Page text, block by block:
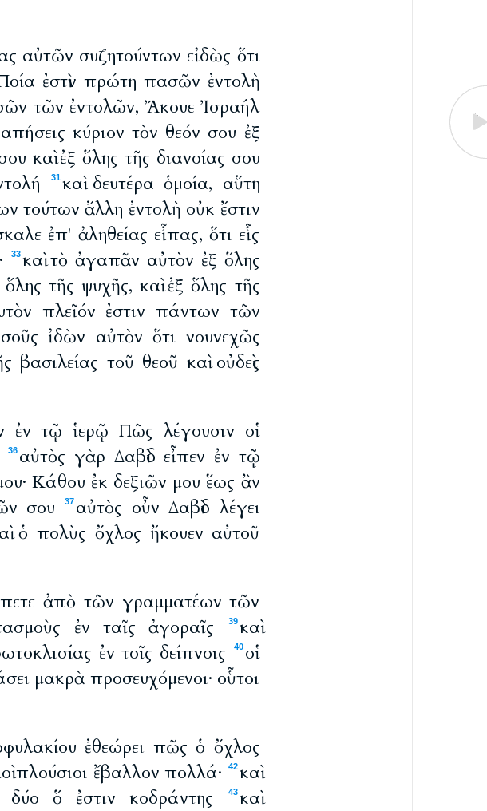
αὐτῶν συζητούντων εἰδὼς ὅτι
ἐστὶν πρώτη πασῶν ἐντολὴ
τῶν ἐντολῶν, Ἄκουε Ἰσραήλ
κύριον τὸν θεόν σου ἐξ
καὶ ἐξ ὅλης τῆς διανοίας σου
31καὶ δευτέρα ὁμοία, αὕτη
τούτων ἄλλη ἐντολὴ οὐκ ἔστιν
ἐπ' ἀληθείας εἶπας, ὅτι εἷς
33καὶ τὸ ἀγαπᾶν αὐτὸν ἐξ ὅλης
τῆς ψυχῆς, καὶ ἐξ ὅλης τῆς
πλεῖόν ἐστιν πάντων τῶν
ἰδὼν αὐτὸν ὅτι νουνεχῶς
τοῦ θεοῦ καὶ οὐδεὶς
ἐν τῷ ἱερῷ Πῶς λέγουσιν οἱ
36 αὐτὸς γὰρ Δαβὶδ εἶπεν ἐν τῷ
Κάθου ἐκ δεξιῶν μου ἕως ἂν
σου
37 αὐτὸς οὖν Δαβὶδ λέγει
ὁ πολὺς ὄχλος ἤκουεν αὐτοῦ
ἀπὸ τῶν γραμματέων τῶν
ἐν ταῖς ἀγοραῖς
39 καὶ
ἐν τοῖς δείπνοις
40 οἱ
μακρὰ προσευχόμενοι· οὗτοι
ἐθεώρει πῶς ὁ ὄχλος
πλούσιοι ἔβαλλον πολλά·
42 καὶ
ὅ ἐστιν κοδράντης
43 καὶ